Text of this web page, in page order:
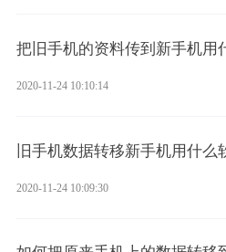
把旧手机的资料传到新手机用
2020-11-24 10:10:14
旧手机数据转移新手机用什么
2020-11-24 10:09:30